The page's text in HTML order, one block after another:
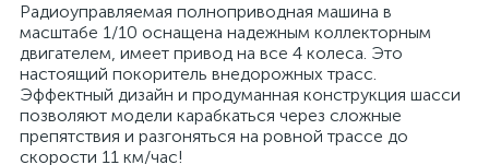
Радиоуправляемая полноприводная машина в
масштабе 1/10 оснащена надежным коллекторным
двигателем, имеет привод на все 4 колеса. Это
настоящий покоритель внедорожных трасс.
Эффектный дизайн и продуманная конструкция шасси
позволяют модели карабкаться через сложные
препятствия и разгоняться на ровной трассе до
скорости 11 км/час!